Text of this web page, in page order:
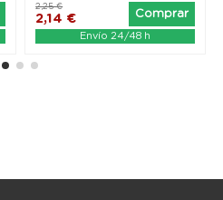
2,14 €
2,25 €
Comprar
Envío 24/48 h